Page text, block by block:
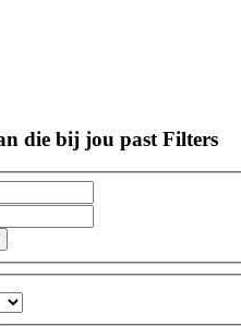
die bij jou past Filters